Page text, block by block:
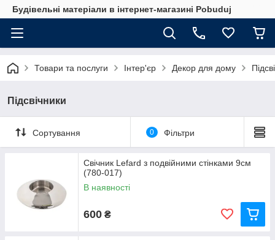
Будівельні матеріали в інтернет-магазині Pobuduj
Товари та послуги Інтер'єр Декор для дому
Підсвічники
Сортування 0 Фільтри
Свічник Lefard з подвійними стінками 9см
(780-017)
В наявності
600 ₴